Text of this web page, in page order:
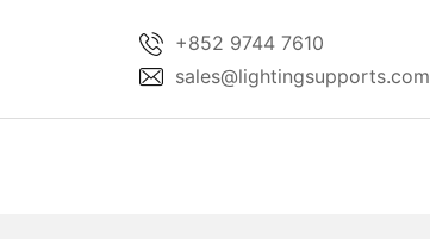
+852 9744 7610
sales@lightingsupports.com